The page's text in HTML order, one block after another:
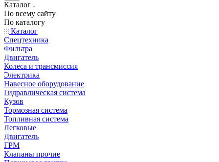
Каталог
По всему сайту
По каталогу
Каталог
Спецтехника
Фильтра
Двигатель
Колеса и трансмиссия
Электрика
Навесное оборудование
Гидравлическая система
Кузов
Тормозная система
Топливная система
Легковые
Двигатель
ГРМ
Клапаны прочие